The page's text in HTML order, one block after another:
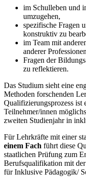
im Schulleben und
umzugehen,
spezifische Fragen
konstruktiv zu
im Team mit
anderer
Fragen der
zu reflektieren.
Das Studium sieht eine
Methoden forschenden
Qualifizierungsprozess ist
Teilnehmer/innen
zweiten Studienjahr in
Für Lehrkräfte mit einer
einem Fach führt diese
staatlichen Prüfung zum
Berufsqualifikation mit
für Inklusive Pädagogik/